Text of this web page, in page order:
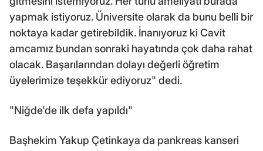
yapmak istiyoruz. Üniversite olarak da bunu belli bir
noktaya kadar getirebildik. İnanıyoruz ki Cavit
amcamız bundan sonraki hayatında çok daha rahat
olacak. Başarılarından dolayı değerli öğretim
üyelerimize teşekkür ediyoruz" dedi.
"Niğde'de ilk defa yapıldı"
Başhekim Yakup Çetinkaya da pankreas kanseri